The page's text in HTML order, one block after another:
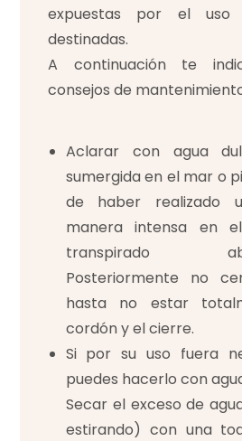
expuestas por el
destinadas.
A continuación te
consejos de
Aclarar con agua
sumergida en el mar o
de haber realizado
manera intensa en
transpirado
Posteriormente no
hasta no estar
cordón y el cierre.
Si por su uso fuera
puedes hacerlo con
Secar el exceso de
estirando) con una